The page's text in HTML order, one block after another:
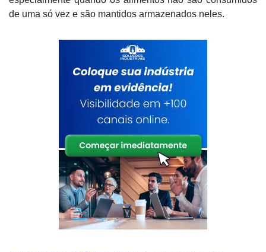
de uma só vez e são mantidos armazenados neles.